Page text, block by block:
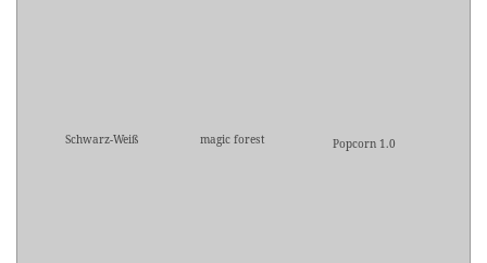
Schwarz-Weiß magic forest Popcorn 1.0